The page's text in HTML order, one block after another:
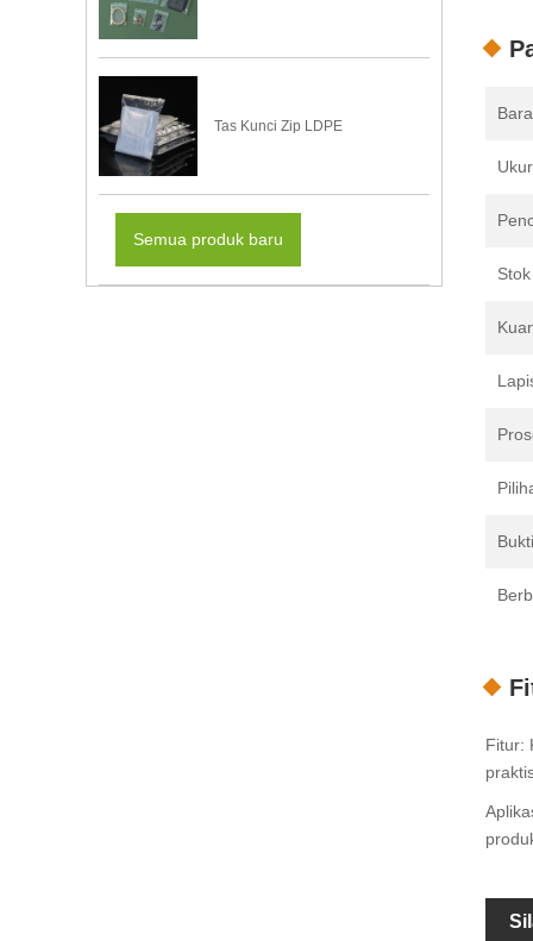
Tas Kunci Zip LDPE
Semua produk baru
Bukti
Fitur: